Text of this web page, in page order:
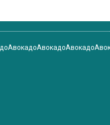
АвокадоАвокадоАвокадо